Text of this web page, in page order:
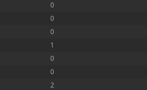
0
0
0
1
0
0
2